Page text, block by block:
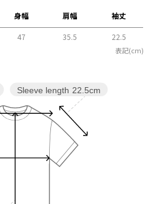
身幅 肩幅 袖丈
47 35.5 22.5
表記(cm)
Sleeve length 22.5cm